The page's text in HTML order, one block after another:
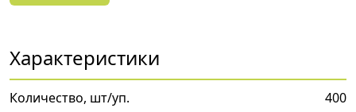
Характеристики
Количество, шт/уп. 400